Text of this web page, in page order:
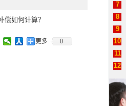
偿如何计算？
更多 0
7
8
9
10
11
12